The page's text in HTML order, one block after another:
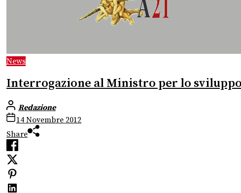
News
Interrogazione al Ministro per lo
Redazione
14 Novembre 2012
Share